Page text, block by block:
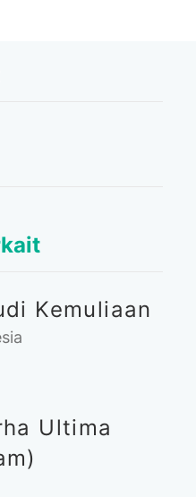
Kemuliaan
Ultima